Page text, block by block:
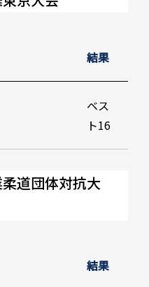
結果
ベス
ト16
道団体対抗大
結果